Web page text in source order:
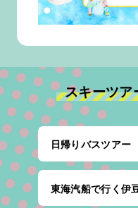
スキーツア
日帰りバスツアー
東海汽船で行く伊